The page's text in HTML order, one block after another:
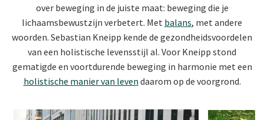
over beweging in de juiste maat: beweging die je
lichaamsbewustzijn verbetert. Met balans, met andere
woorden. Sebastian Kneipp kende de gezondheidsvoordelen
van een holistische levensstijl al. Voor Kneipp stond
gematigde en voortdurende beweging in harmonie met een
holistische manier van leven daarom op de voorgrond.